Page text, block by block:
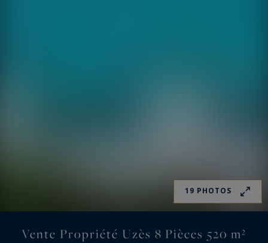
19 PHOTOS
Vente Propriété Uzès 8 Pièces 520 m²